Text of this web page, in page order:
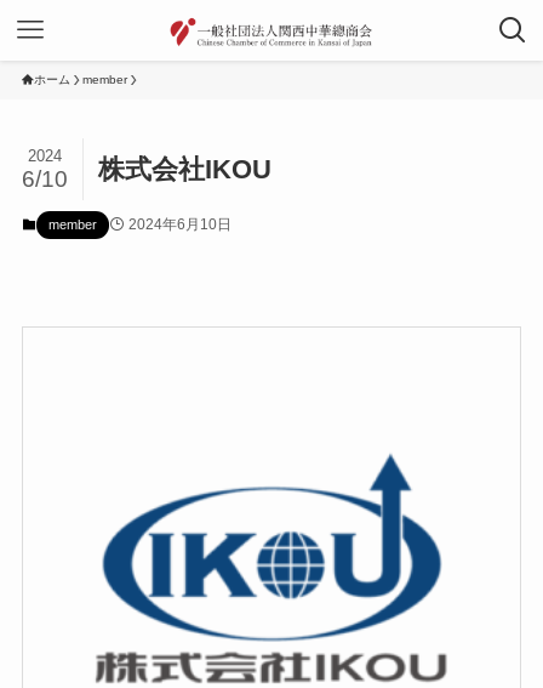
ホーム member
株式会社IKOU
2024
6/10
member 2024年6月10日